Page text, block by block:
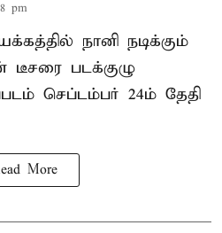
pm
நானி நடிக்கும்
டீசரை படக்குழு
செப்டம்பர் 24ம் தேதி
More